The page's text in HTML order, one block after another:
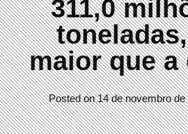
311,0
maior que a
Posted on 14 de novembro de